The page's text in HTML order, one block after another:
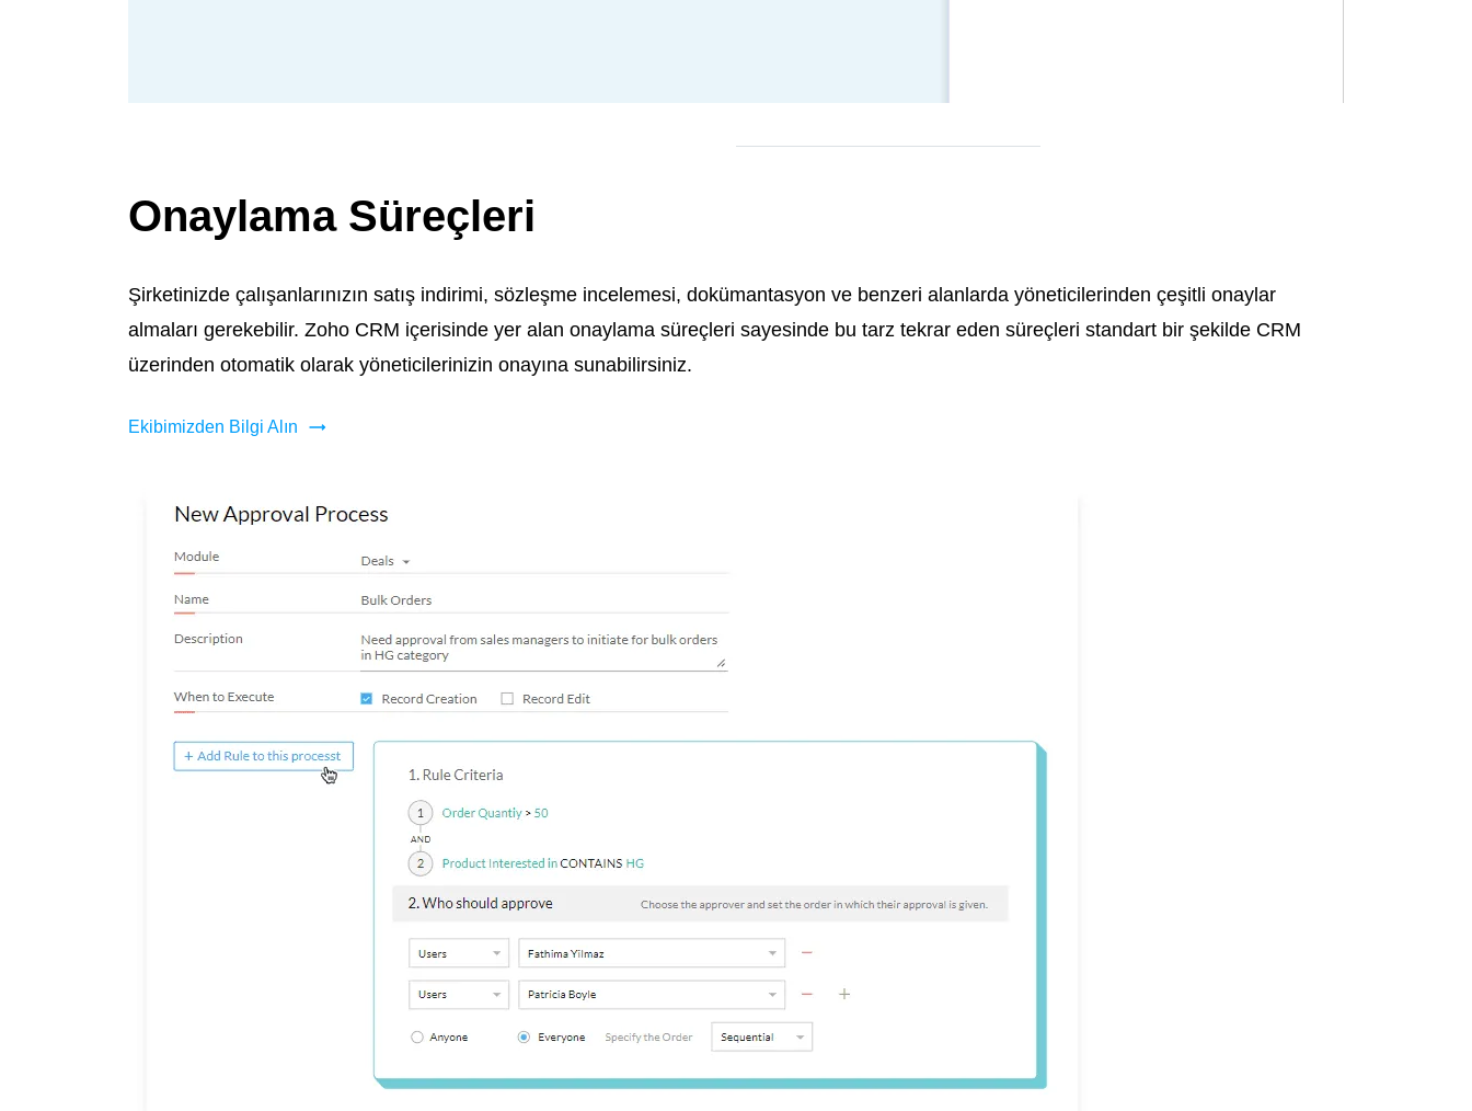
Onaylama Süreçleri
Şirketinizde çalışanlarınızın satış indirimi, sözleşme incelemesi, dokümantasyon ve benzeri alanlarda yöneticilerinden çeşitli onaylar
almaları gerekebilir. Zoho CRM içerisinde yer alan onaylama süreçleri sayesinde bu tarz tekrar eden süreçleri standart bir şekilde CRM
üzerinden otomatik olarak yöneticilerinizin onayına sunabilirsiniz.
Ekibimizden Bilgi Alın